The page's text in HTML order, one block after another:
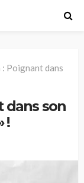
: Poignant dans
dans son
!